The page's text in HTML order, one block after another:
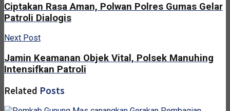
Ciptakan Rasa Aman, Polwan Polres Gumas Gelar
Patroli Dialogis
Next Post
Jamin Keamanan Objek Vital, Polsek Manuhing
Intensifkan Patroli
Related Posts